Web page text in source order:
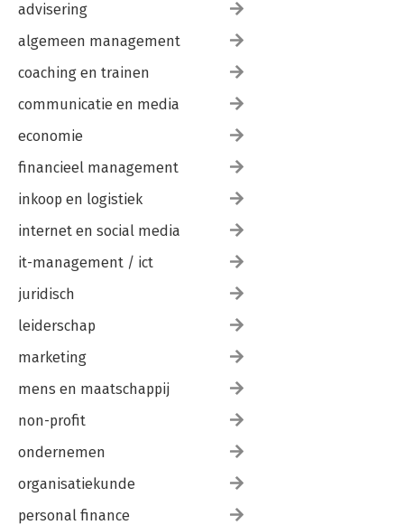
advisering
algemeen management
coaching en trainen
communicatie en media
economie
financieel management
inkoop en logistiek
internet en social media
it-management / ict
juridisch
leiderschap
marketing
mens en maatschappij
non-profit
ondernemen
organisatiekunde
personal finance